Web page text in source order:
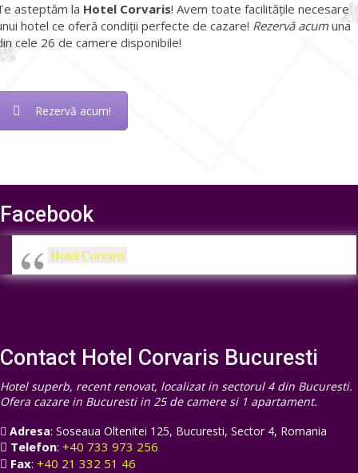
asteptăm la Hotel Corvaris! Avem toate facilitățile necesare
hotel ce oferă condiții perfecte de cazare! Rezervă acumuna
cele 26 de camere disponibile!
Rezervă acum!
Facebook
Hotel Corvaris
Contact Hotel Corvaris Bucuresti
Hotel superb, recent renovat, localizat in sectorul 4 din Bucuresti.
Ofera cazare in Bucuresti in 25 de camere si 1 apartament.
Adresa: Soseaua Oltenitei 125, Bucuresti, Sector 4, Romania
Telefon: +40 733 973 256
Fax: +40 21 332 51 46